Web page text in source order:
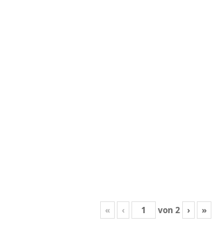
« ‹ von 2 › »